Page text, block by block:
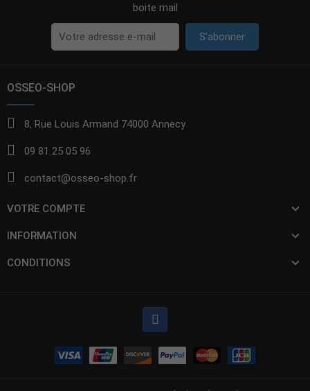
boite mail
S’abonner
OSSEO-SHOP
8, Rue Louis Armand 74000 Annecy
09 81 25 05 96
contact@osseo-shop.fr
VOTRE COMPTE
INFORMATION
CONDITIONS